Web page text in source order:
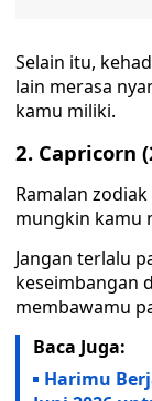
Selain itu,
lain merasa
kamu miliki.
2. Capricorn
Ramalan
mungkin kamu
Jangan terlalu
keseimbangan
membawamu
Baca Juga:
Harimu